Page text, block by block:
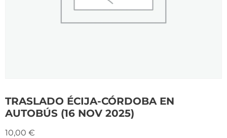
TRASLADO ÉCIJA-CÓRDOBA EN
AUTOBÚS (16 NOV 2025)
10,00 €